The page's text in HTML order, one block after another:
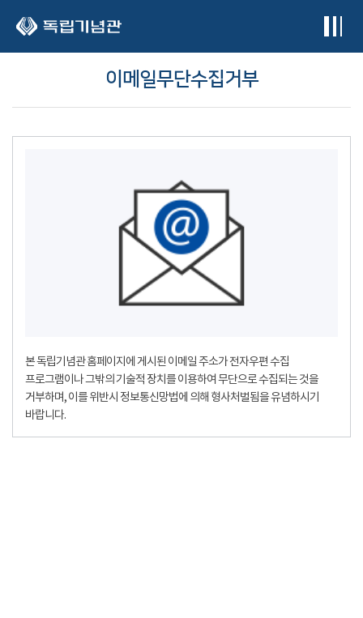
이메일무단수집거부
본 독립기념관 홈페이지에 게시된 이메일 주소가 전자우편 수집
프로그램이나 그밖의 기술적 장치를 이용하여 무단으로 수집되는 것을
거부하며, 이를 위반시 정보통신망법에 의해 형사처벌됨을 유념하시기
바랍니다.